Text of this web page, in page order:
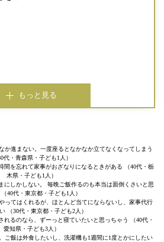
もっと見る
か進まない。一度座るとなかなか立てなくなってしまう
代・青森県・子ども1人）
間を忘れて家事がおざなりになるときがある （40代・栃
木県・子ども1人）
にしかしない。 毎晩ご飯作るのも本当は面倒くさいと思
40代・東京都・子ども1人）
ってはくれるが、ほとんど当てにならないし、家事代行
（30代・東京都・子ども2人）
れるのなら、ずーっと寝ていたいと思っちゃう （40代・
愛知県・子ども3人）
ご飯は外食したいし、洗濯機も1週間に1度とかにしたい